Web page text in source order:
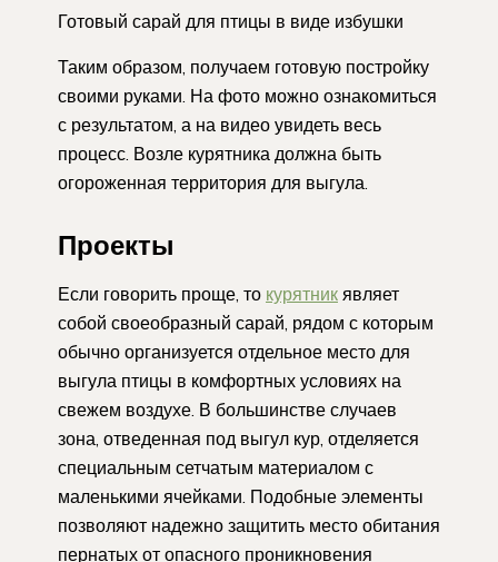
Готовый сарай для птицы в виде избушки
Таким образом, получаем готовую постройку
своими руками. На фото можно ознакомиться
с результатом, а на видео увидеть весь
процесс. Возле курятника должна быть
огороженная территория для выгула.
Проекты
Если говорить проще, то курятник являет
собой своеобразный сарай, рядом с которым
обычно организуется отдельное место для
выгула птицы в комфортных условиях на
свежем воздухе. В большинстве случаев
зона, отведенная под выгул кур, отделяется
специальным сетчатым материалом с
маленькими ячейками. Подобные элементы
позволяют надежно защитить место обитания
пернатых от опасного проникновения